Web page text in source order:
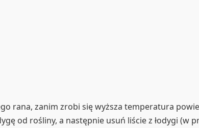
rana, zanim zrobi się wyższa temperatura
od rośliny, a następnie usuń liście z łodygi